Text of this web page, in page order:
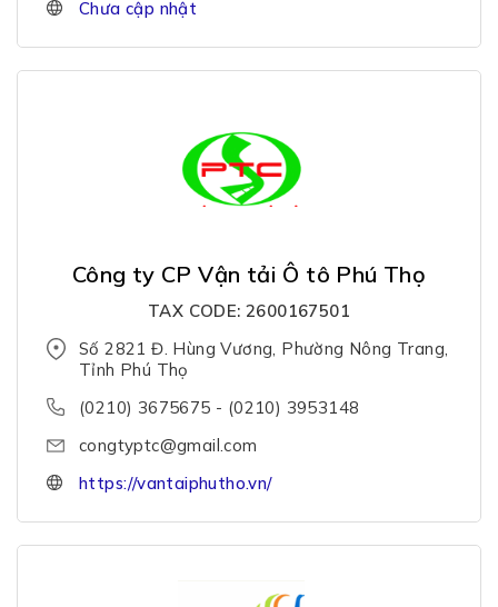
Chưa cập nhật
Công ty CP Vận tải Ô tô Phú Thọ
TAX CODE: 2600167501
Số 2821 Đ. Hùng Vương, Phường Nông Trang,
Tỉnh Phú Thọ
(0210) 3675675 - (0210) 3953148
congtyptc@gmail.com
https://vantaiphutho.vn/